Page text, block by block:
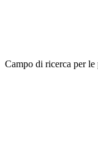
Campo di ricerca per le